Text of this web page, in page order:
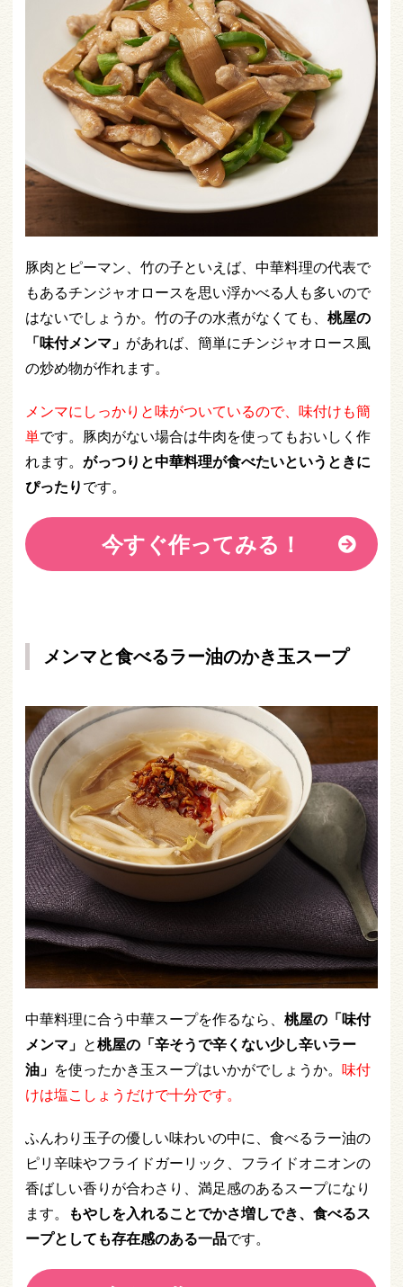
豚肉とピーマン、竹の子といえば、中華料理の代表で
もあるチンジャオロースを思い浮かべる人も多いので
はないでしょうか。竹の子の水煮がなくても、 桃屋の
「味付メンマ」 があれば、簡単にチンジャオロース風
の炒め物が作れます。
メンマにしっかりと味がついているので、味付けも簡
単です。豚肉がない場合は牛肉を使ってもおいしく作
れます。 がっつりと中華料理が食べたいというときに
ぴったりです。
今すぐ作ってみる！
メンマと食べるラー油のかき玉スープ
中華料理に合う中華スープを作るなら、 桃屋の「味付
メンマ」 と桃屋の「辛そうで辛くない少し辛いラー
油」 を使ったかき玉スープはいかがでしょうか。 味付
けは塩こしょうだけで十分です。
ふんわり玉子の優しい味わいの中に、食べるラー油の
ピリ辛味やフライドガーリック、フライドオニオンの
香ばしい香りが合わさり、満足感のあるスープになり
ます。
もやしを入れることでかさ増しでき、食べるス
ープとしても存在感のある一品です。